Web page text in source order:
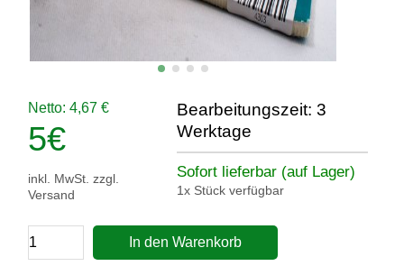
Netto: 4,67 €
5€
inkl. MwSt. zzgl.
Versand
In den Warenkorb
Bearbeitungszeit: 3
Werktage
Sofort lieferbar (auf Lager)
1x Stück verfügbar